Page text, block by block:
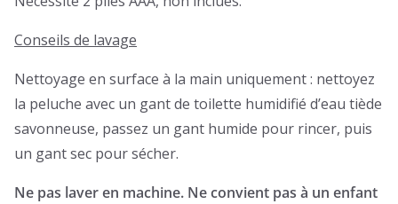
Conseils de lavage
Nettoyage en surface à la main uniquement : nettoyez
la peluche avec un gant de toilette humidifié d’eau tiède
savonneuse, passez un gant humide pour rincer, puis
un gant sec pour sécher.
Ne pas laver en machine. Ne convient pas à un enfant